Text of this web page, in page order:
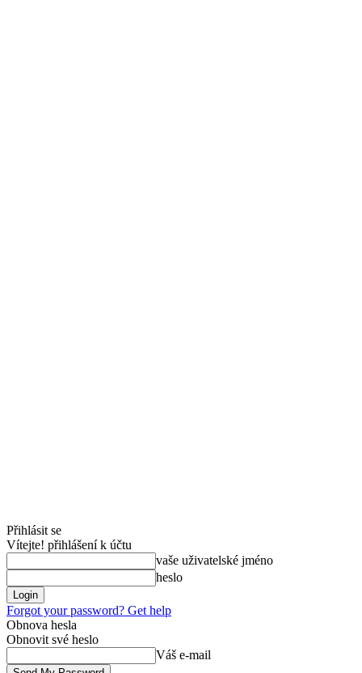
Přihlásit se
Vítejte! přihlášení k účtu
vaše uživatelské jméno
heslo
Forgot your password? Get help
Obnova hesla
Obnovit své heslo
Váš e-mail